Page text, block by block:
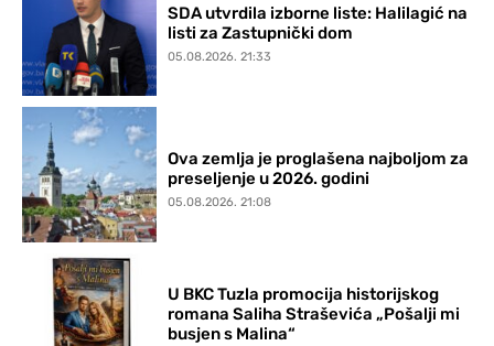
SDA utvrdila izborne liste: Halilagić na
listi za Zastupnički dom
05.08.2026. 21:33
Ova zemlja je proglašena najboljom za
preseljenje u 2026. godini
05.08.2026. 21:08
U BKC Tuzla promocija historijskog
romana Saliha Straševića „Pošalji mi
busjen s Malina“